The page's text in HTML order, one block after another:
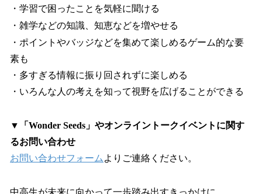
・学習で困ったことを気軽に聞ける
・雑学などの知識、知恵などを増やせる
・ポイントやバッジなどを集めて楽しめるゲーム的な要
素も
・多すぎる情報に振り回されずに楽しめる
・いろんな人の考えを知って視野を広げることができる
▼「Wonder Seeds」やオンライントークイベントに関す
るお問い合わせ
お問い合わせフォーム よりご連絡ください。
中高生が未来に向かって一歩踏み出すきっかけに。